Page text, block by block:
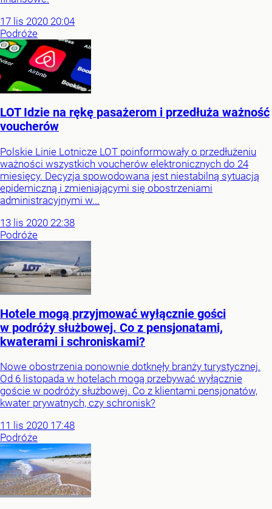
17 lis 2020 20:04
Podróże
LOT Idzie na rękę pasażerom i przedłuża ważność
voucherów
Polskie Linie Lotnicze LOT poinformowały o przedłużeniu
ważności wszystkich voucherów elektronicznych do 24
miesięcy. Decyzja spowodowana jest niestabilną sytuacją
epidemiczną i zmieniającymi się obostrzeniami
administracyjnymi w...
13 lis 2020 22:38
Podróże
Hotele mogą przyjmować wyłącznie gości
w podróży służbowej. Co z pensjonatami,
kwaterami i schroniskami?
Nowe obostrzenia ponownie dotknęły branży turystycznej.
Od 6 listopada w hotelach mogą przebywać wyłącznie
goście w podróży służbowej. Co z klientami pensjonatów,
kwater prywatnych, czy schronisk?
11 lis 2020 17:48
Podróże